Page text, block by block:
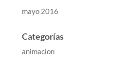
mayo 2016
Categorías
animacion